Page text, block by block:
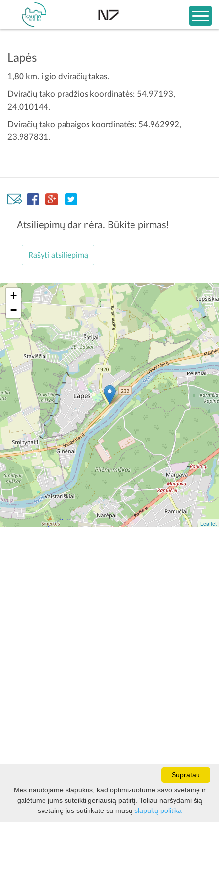
Lapės
1,80 km. ilgio dviračių takas.
Dviračių tako pradžios koordinatės: 54.97193,
24.010144.
Dviračių tako pabaigos koordinatės: 54.962992,
23.987831.
Atsiliepimų dar nėra. Būkite pirmas!
Rašyti atsiliepimą
+
−
Leaflet
Darbo laikas:
I - V 8.30 - 17.00 val.
Supratau
Mes naudojame slapukus, kad optimizuotume savo svetainę ir
galėtume jums suteikti geriausią patirtį. Toliau naršydami šią
svetainę jūs sutinkate su mūsų slapukų politika